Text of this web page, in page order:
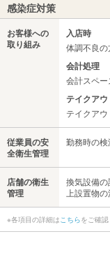
感染症対策
お客様への
取り組み
入店時
体調不良
会計処理
会計スペー
テイクア
テイクア
従業員の安
全衛生管理
勤務時の
店舗の衛生
管理
換気設備
上設置物
※各項目の詳細はこちらをご確認